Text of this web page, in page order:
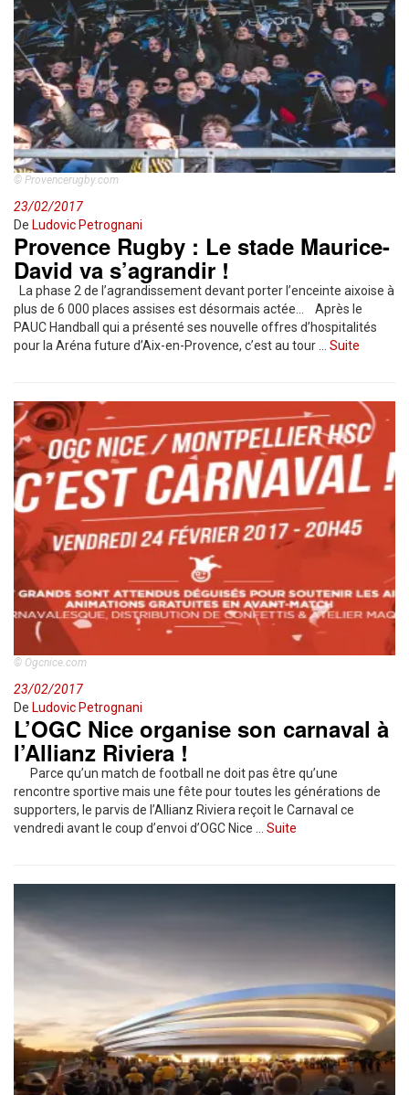
© Provencerugby.com
23/02/2017
De Ludovic Petrognani
Provence Rugby : Le stade Maurice-
David va s’agrandir !
La phase 2 de l’agrandissement devant porter l’enceinte aixoise à
plus de 6 000 places assises est désormais actée… Après le
PAUC Handball qui a présenté ses nouvelle offres d’hospitalités
pour la Aréna future d’Aix-en-Provence, c’est au tour … Suite
© Ogcnice.com
23/02/2017
De Ludovic Petrognani
L’OGC Nice organise son carnaval à
l’Allianz Riviera !
Parce qu’un match de football ne doit pas être qu’une
rencontre sportive mais une fête pour toutes les générations de
supporters, le parvis de l’Allianz Riviera reçoit le Carnaval ce
vendredi avant le coup d’envoi d’OGC Nice … Suite